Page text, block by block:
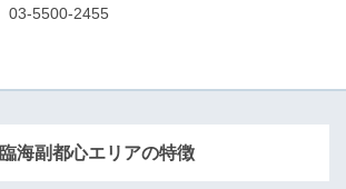
03-5500-2455
臨海副都心エリアの特徴